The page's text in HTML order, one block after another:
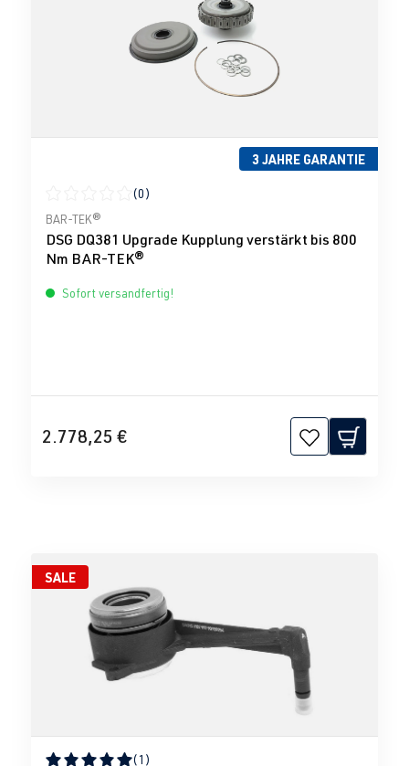
3 JAHRE GARANTIE
Durchschnittliche Bewertung von 0 von 5 Sternen
(0)
BAR-TEK®
DSG DQ381 Upgrade Kupplung verstärkt bis 800
Nm BAR-TEK®
Sofort versandfertig!
2.778,25 €
SALE
(1)